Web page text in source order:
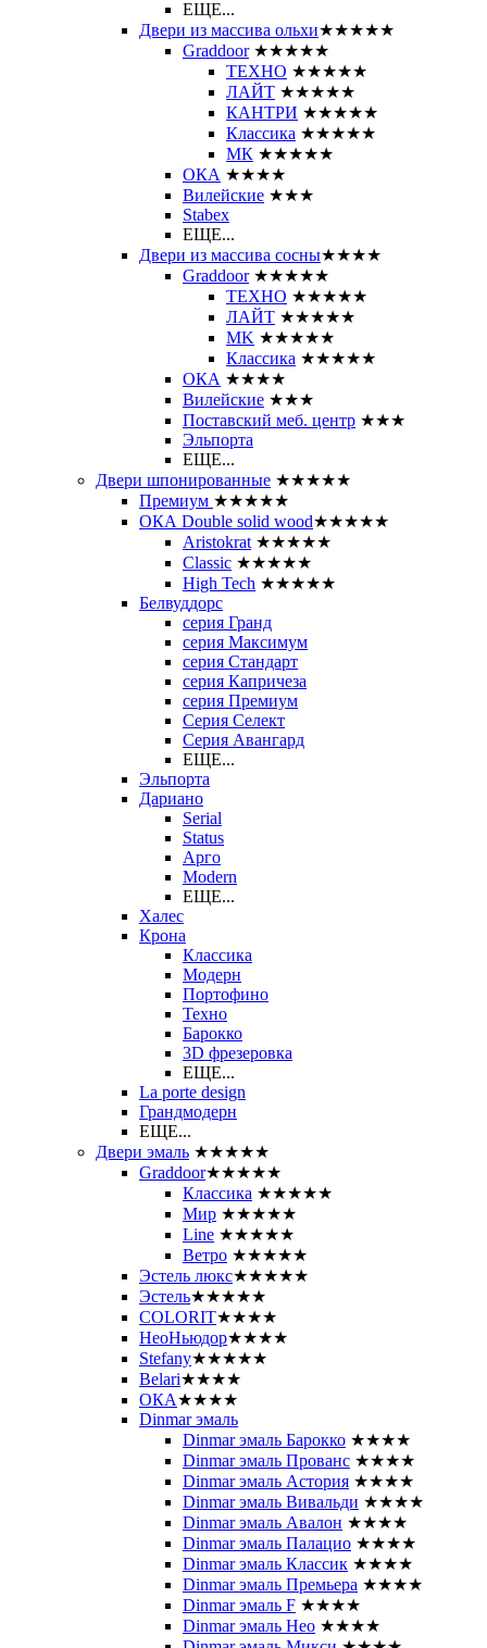
ЕЩЕ...
Двери из массива ольхи★★★★★
Graddoor ★★★★★
ТЕХНО ★★★★★
ЛАЙТ ★★★★★
КАНТРИ ★★★★★
Классика ★★★★★
МК ★★★★★
ОКА ★★★★
Вилейские ★★★
Stabex
ЕЩЕ...
Двери из массива сосны★★★★
Graddoor ★★★★★
ТЕХНО ★★★★★
ЛАЙТ ★★★★★
MK ★★★★★
Классика ★★★★★
ОКА ★★★★
Вилейские ★★★
Поставский меб. центр ★★★
Эльпорта
ЕЩЕ...
Двери шпонированные ★★★★★
Премиум ★★★★★
ОКА Double solid wood★★★★★
Aristokrat ★★★★★
Classic ★★★★★
High Tech ★★★★★
Белвуддорс
серия Гранд
серия Максимум
серия Стандарт
серия Капричеза
серия Премиум
Серия Селект
Серия Авангард
ЕЩЕ...
Эльпорта
Дариано
Serial
Status
Арго
Modern
ЕЩЕ...
Халес
Крона
Классика
Модерн
Портофино
Техно
Барокко
3D фрезеровка
ЕЩЕ...
La porte design
Грандмодерн
ЕЩЕ...
Двери эмаль ★★★★★
Graddoor★★★★★
Классика ★★★★★
Мир ★★★★★
Line ★★★★★
Ветро ★★★★★
Эстель люкс★★★★★
Эстель★★★★★
COLORIT★★★★
НеоНьюдор★★★★
Stefany★★★★★
Belari★★★★
ОКА★★★★
Dinmar эмаль
Dinmar эмаль Барокко ★★★★
Dinmar эмаль Прованс ★★★★
Dinmar эмаль Астория ★★★★
Dinmar эмаль Вивальди ★★★★
Dinmar эмаль Авалон ★★★★
Dinmar эмаль Палацио ★★★★
Dinmar эмаль Классик ★★★★
Dinmar эмаль Премьера ★★★★
Dinmar эмаль F ★★★★
Dinmar эмаль Нео ★★★★